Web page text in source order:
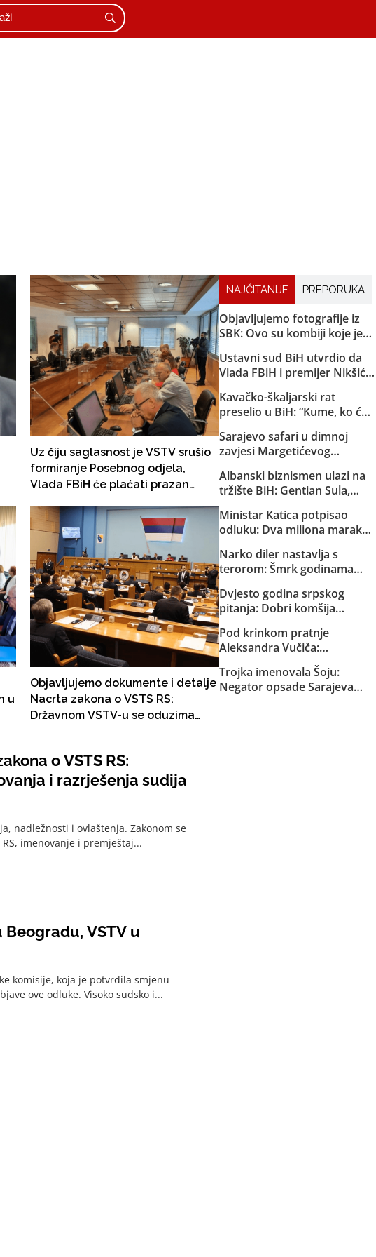
Uz čiju saglasnost je VSTV srušio
formiranje Posebnog odjela,
Vlada FBiH će plaćati prazan
u
Objavljujemo dokumente i detalje
Nacrta zakona o VSTS RS:
Državnom VSTV-u se oduzima
NAJČITANIJE PREPORUKA
Objavljujemo fotografije iz
SBK: Ovo su kombiji koje je
Republike Srpske za akciju u
Bugojnu!
Ustavni sud BiH utvrdio da
Vlada FBiH i premijer Nikšić
odluka: Sud obavijestio
državno Tužilaštvo
Kavačko-škaljarski rat
preselio u BiH: “Kume, ko će
Sarajevo safari u dimnoj
zavjesi Margetićevog
medijski spektakl i nula
konkretnih dokaza
Albanski biznismen ulazi na
tržište BiH: Gentian Sula,
u dvije države, dobio licencu
DERK-a za trgovinu strujom
Ministar Katica potpisao
odluku: Dva miliona maraka
osiguranje helikoptera MUP-
a KS
Narko diler nastavlja s
terorom: Šmrk godinama
Sarajlije i snima svoje
brutalne akcije!
Dvjesto godina srpskog
pitanja: Dobri komšija
Pod krinkom pratnje
Aleksandra Vučiča:
Naoružana formacija iz RS
upala u Federaciju. Kretali se
kvadovima i pješke po šumi
Trojka imenovala Šoju:
Negator opsade Sarajeva
o VSTS RS:
i razrješenja sudija
nadležnosti i ovlaštenja. Zakonom se
imenovanje i premještaj...
VSTV u
komisije, koja je potvrdila smjenu
ove odluke. Visoko sudsko i...